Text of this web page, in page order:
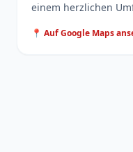
einem herzlichen
📍 Auf Google Maps